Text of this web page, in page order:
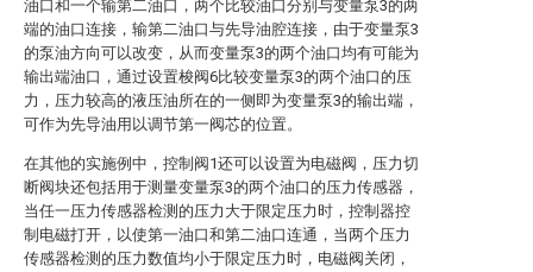
油口和一个输第二油口，两个比较油口分别与变量泵3的两
端的油口连接，输第二油口与先导油腔连接，由于变量泵3
的泵油方向可以改变，从而变量泵3的两个油口均有可能为
输出端油口，通过设置梭阀6比较变量泵3的两个油口的压
力，压力较高的液压油所在的一侧即为变量泵3的输出端，
可作为先导油用以调节第一阀芯的位置。
在其他的实施例中，控制阀1还可以设置为电磁阀，压力切
断阀块还包括用于测量变量泵3的两个油口的压力传感器，
当任一压力传感器检测的压力大于限定压力时，控制器控
制电磁打开，以使第一油口和第二油口连通，当两个压力
传感器检测的压力数值均小于限定压力时，电磁阀关闭，